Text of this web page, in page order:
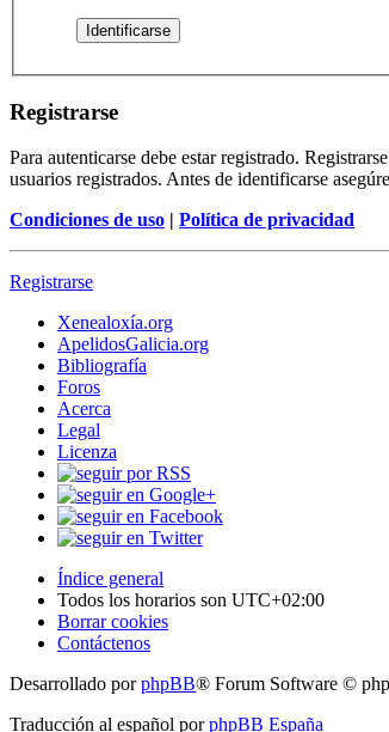
Registrarse
Para autenticarse debe estar registrado.
usuarios registrados. Antes de identificarse
Condiciones de uso | Política de privacidad
Registrarse
Xenealoxía.org
ApelidosGalicia.org
Bibliografía
Foros
Acerca
Legal
Licenza
Índice general
Todos los horarios son UTC+02:00
Borrar cookies
Contáctenos
Desarrollado porphpBB® Forum Software ©
Traducción al español porphpBB España